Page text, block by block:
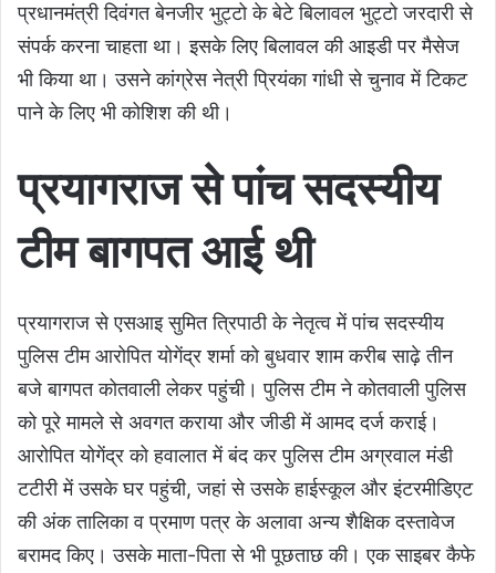
प्रधानमंत्री दिवंगत बेनजीर भुट्टो के बेटे बिलावल भुट्टो जरदारी से
संपर्क करना चाहता था। इसके लिए बिलावल की आइडी पर मैसेज
भी किया था। उसने कांग्रेस नेत्री प्रियंका गांधी से चुनाव में टिकट
पाने के लिए भी कोशिश की थी।
प्रयागराज से पांच सदस्यीय
टीम बागपत आई थी
प्रयागराज से एसआइ सुमित त्रिपाठी के नेतृत्व में पांच सदस्यीय
पुलिस टीम आरोपित योगेंद्र शर्मा को बुधवार शाम करीब साढ़े तीन
बजे बागपत कोतवाली लेकर पहुंची। पुलिस टीम ने कोतवाली पुलिस
को पूरे मामले से अवगत कराया और जीडी में आमद दर्ज कराई।
आरोपित योगेंद्र को हवालात में बंद कर पुलिस टीम अग्रवाल मंडी
टटीरी में उसके घर पहुंची, जहां से उसके हाईस्कूल और इंटरमीडिएट
की अंक तालिका व प्रमाण पत्र के अलावा अन्य शैक्षिक दस्तावेज
बरामद किए। उसके माता-पिता से भी पूछताछ की। एक साइबर कैफे